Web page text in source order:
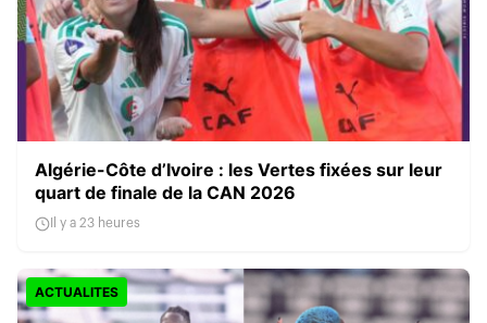
Algérie-Côte d’Ivoire : les Vertes fixées sur leur
quart de finale de la CAN 2026
Il y a 23 heures
ACTUALITES